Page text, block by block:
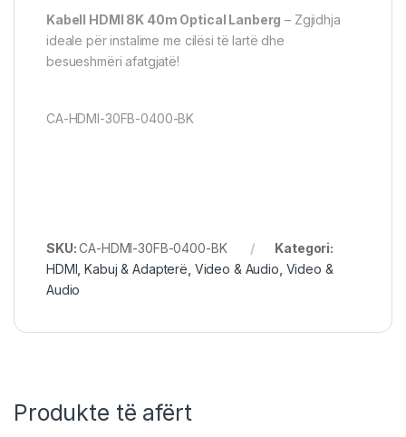
Kabell HDMI 8K 40m Optical Lanberg – Zgjidhja
ideale për instalime me cilësi të lartë dhe
besueshmëri afatgjatë!
CA-HDMI-30FB-0400-BK
SKU:CA-HDMI-30FB-0400-BK
Kategori:
HDMI ,Kabuj & Adapterë Video & Audio Video &
Audio
Produkte të afërt